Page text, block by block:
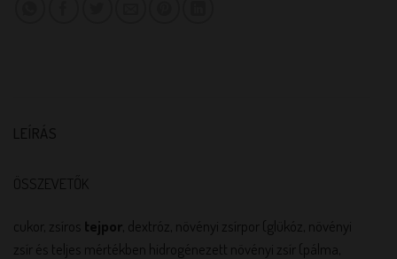
LEÍRÁS
ÖSSZEVETŐK
cukor, zsíros tejpor , dextróz, növényi zsírpor (glükóz, növényi
zsír és teljes mértékben hidrogénezett növényi zsír (pálma,